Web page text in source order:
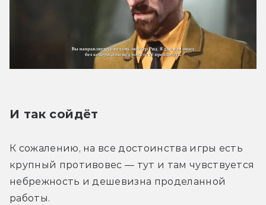
И так сойдёт
К сожалению, на все достоинства игры есть
крупный противовес — тут и там чувствуется
небрежность и дешевизна проделанной
работы.